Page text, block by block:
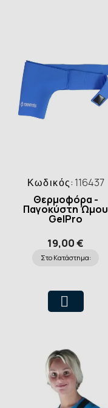
Κωδικός: 116437
Θερμοφόρα -
Παγοκύστη Ώμου
GelPro
19,00 €
Στο Κατάστημα: